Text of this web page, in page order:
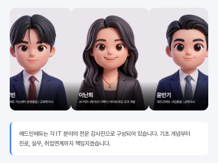
애드인에듀는 각 IT 분야의 전문 강사진으로 구성되어 있습니다. 기초 개념부터
진로, 실무, 취업연계까지 책임지겠습니다.